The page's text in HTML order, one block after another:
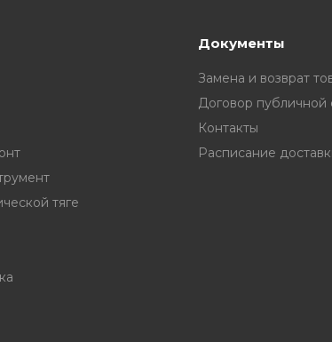
тяге
Документы
Замена и возврат
Договор публичной
Контакты